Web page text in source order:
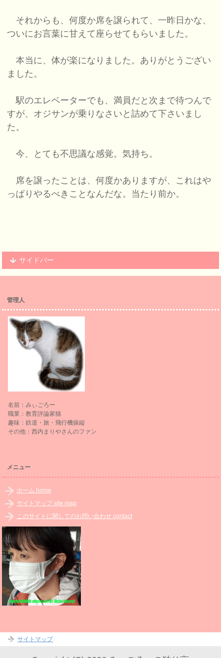
それからも、何度か席を譲られて、一昨日かな、
ついにお言葉に甘えて座らせてもらいました。
本当に、体が楽になりました。ありがとうござい
ました。
駅のエレベーターでも、満員だと次まで待つんで
すが、オジサンが乗りなさいと詰めて下さいまし
た。
今、とても不思議な感覚。気持ち。
席を譲ったことは、何度かありますが、これはや
っぱりやるべきことなんだな。当たり前か。
サイドバー
管理人
名前：みぃごろー
職業：教育評論家猫
趣味：鉄道・旅・飛行機操縦
その他：西内まりやさんのファン
メニュー
ホーム home
サイトマップ site map
このサイトに関してのお問い合わせ contact
サイトマップ